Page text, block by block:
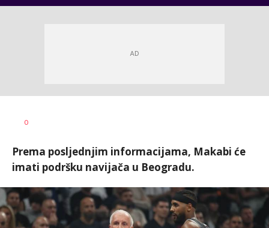
0
Prema posljednjim informacijama, Makabi će
imati podršku navijača u Beogradu.